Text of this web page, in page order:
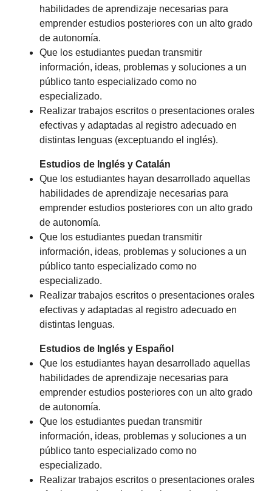
habilidades de aprendizaje necesarias para
emprender estudios posteriores con un alto grado
de autonomía.
Que los estudiantes puedan transmitir
información, ideas, problemas y soluciones a un
público tanto especializado como no
especializado.
Realizar trabajos escritos o presentaciones orales
efectivas y adaptadas al registro adecuado en
distintas lenguas (exceptuando el inglés).
Estudios de Inglés y Catalán
Que los estudiantes hayan desarrollado aquellas
habilidades de aprendizaje necesarias para
emprender estudios posteriores con un alto grado
de autonomía.
Que los estudiantes puedan transmitir
información, ideas, problemas y soluciones a un
público tanto especializado como no
especializado.
Realizar trabajos escritos o presentaciones orales
efectivas y adaptadas al registro adecuado en
distintas lenguas.
Estudios de Inglés y Español
Que los estudiantes hayan desarrollado aquellas
habilidades de aprendizaje necesarias para
emprender estudios posteriores con un alto grado
de autonomía.
Que los estudiantes puedan transmitir
información, ideas, problemas y soluciones a un
público tanto especializado como no
especializado.
Realizar trabajos escritos o presentaciones orales